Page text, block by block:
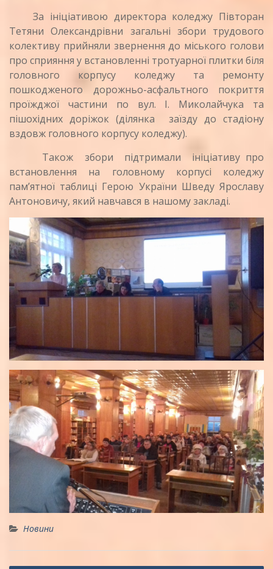
За ініціативою директора коледжу Півторан
Тетяни Олександрівни загальні збори трудового
колективу прийняли звернення до міського голови
про сприяння у встановленні тротуарної плитки біля
головного корпусу коледжу та ремонту
пошкодженого дорожньо-асфальтного покриття
проїжджої частини по вул. І. Миколайчука та
пішохідних доріжок (ділянка заїзду до стадіону
вздовж головного корпусу коледжу).
Також збори підтримали ініціативу про
встановлення на головному корпусі коледжу
пам’ятної таблиці Герою України Шведу Ярославу
Антоновичу, який навчався в нашому закладі.
Новини